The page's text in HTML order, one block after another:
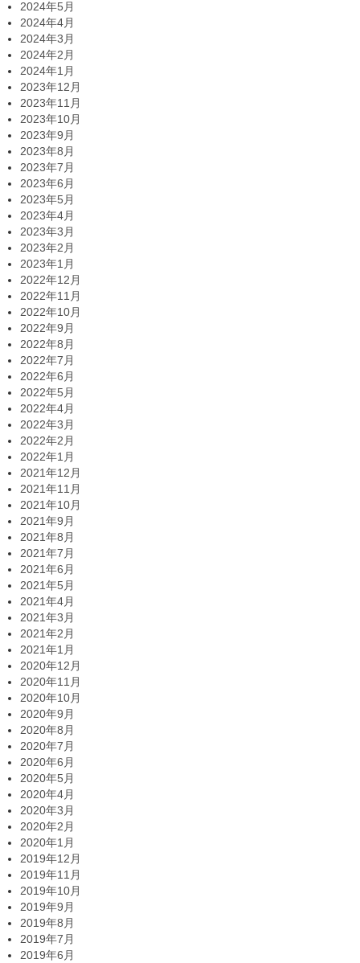
2024年5月
2024年4月
2024年3月
2024年2月
2024年1月
2023年12月
2023年11月
2023年10月
2023年9月
2023年8月
2023年7月
2023年6月
2023年5月
2023年4月
2023年3月
2023年2月
2023年1月
2022年12月
2022年11月
2022年10月
2022年9月
2022年8月
2022年7月
2022年6月
2022年5月
2022年4月
2022年3月
2022年2月
2022年1月
2021年12月
2021年11月
2021年10月
2021年9月
2021年8月
2021年7月
2021年6月
2021年5月
2021年4月
2021年3月
2021年2月
2021年1月
2020年12月
2020年11月
2020年10月
2020年9月
2020年8月
2020年7月
2020年6月
2020年5月
2020年4月
2020年3月
2020年2月
2020年1月
2019年12月
2019年11月
2019年10月
2019年9月
2019年8月
2019年7月
2019年6月